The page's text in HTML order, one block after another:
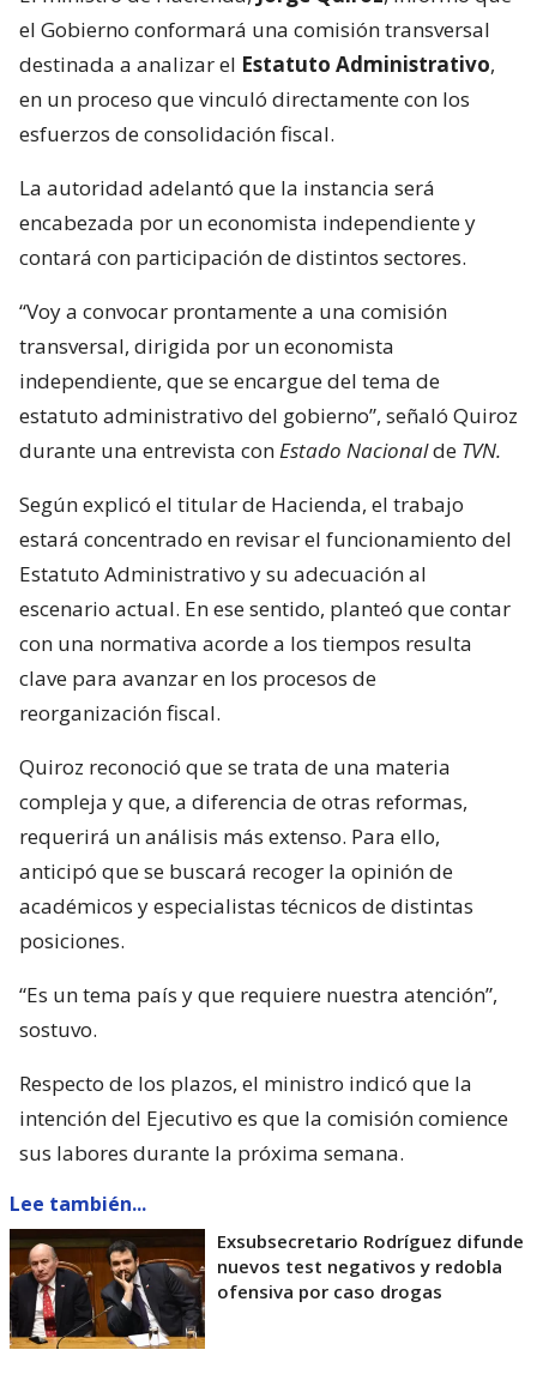
el Gobierno conformará una comisión transversal
destinada a analizar el Estatuto Administrativo,
en un proceso que vinculó directamente con los
esfuerzos de consolidación fiscal.
La autoridad adelantó que la instancia será
encabezada por un economista independiente y
contará con participación de distintos sectores.
“Voy a convocar prontamente a una comisión
transversal, dirigida por un economista
independiente, que se encargue del tema de
estatuto administrativo del gobierno”, señaló Quiroz
durante una entrevista con Estado Nacionalde TVN.
Según explicó el titular de Hacienda, el trabajo
estará concentrado en revisar el funcionamiento del
Estatuto Administrativo y su adecuación al
escenario actual. En ese sentido, planteó que contar
con una normativa acorde a los tiempos resulta
clave para avanzar en los procesos de
reorganización fiscal.
Quiroz reconoció que se trata de una materia
compleja y que, a diferencia de otras reformas,
requerirá un análisis más extenso. Para ello,
anticipó que se buscará recoger la opinión de
académicos y especialistas técnicos de distintas
posiciones.
“Es un tema país y que requiere nuestra atención”,
sostuvo.
Respecto de los plazos, el ministro indicó que la
intención del Ejecutivo es que la comisión comience
sus labores durante la próxima semana.
Lee también...
Exsubsecretario Rodríguez difunde
nuevos test negativos y redobla
ofensiva por caso drogas